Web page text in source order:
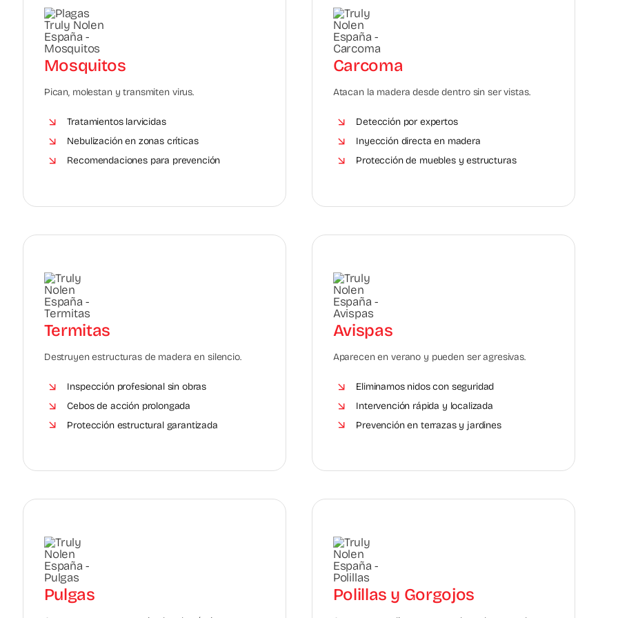
Mosquitos
Pican, molestan y transmiten virus.
Tratamientos larvicidas
Nebulización en zonas críticas
Recomendaciones para prevención
Carcoma
Atacan la madera desde dentro sin ser vistas.
Detección por expertos
Inyección directa en madera
Protección de muebles y estructuras
Termitas
Destruyen estructuras de madera en silencio.
Inspección profesional sin obras
Cebos de acción prolongada
Protección estructural garantizada
Avispas
Aparecen en verano y pueden ser agresivas.
Eliminamos nidos con seguridad
Intervención rápida y localizada
Prevención en terrazas y jardines
Pulgas Polillas y Gorgojos